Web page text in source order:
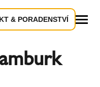
& PORADENSTVÍ